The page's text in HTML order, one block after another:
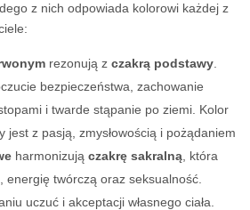
z nich odpowiada kolorowi każdej z
rezonują z czakrą podstawy
bezpieczeństwa, zachowanie
i twarde stąpanie po ziemi. Kolor
jest z pasją, zmysłowością i pożądaniem
harmonizują czakrę sakralną , która
energię twórczą oraz seksualność.
uczuć i akceptacji własnego ciała.